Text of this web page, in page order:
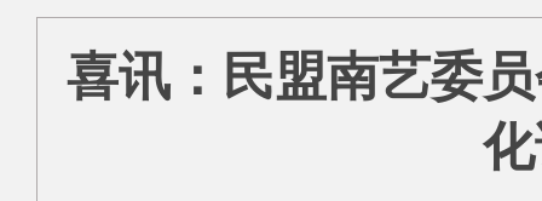
喜讯：民盟南艺委